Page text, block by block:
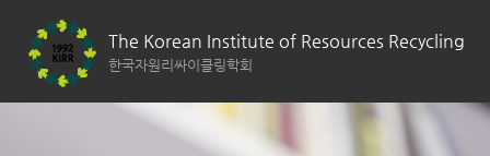
The Korean Institute of Resources Recycling
한국자원리싸이클링학회